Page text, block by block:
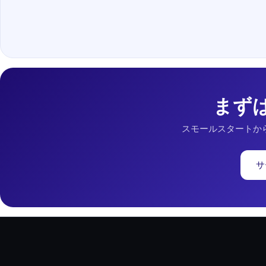
まず
スモールスタート